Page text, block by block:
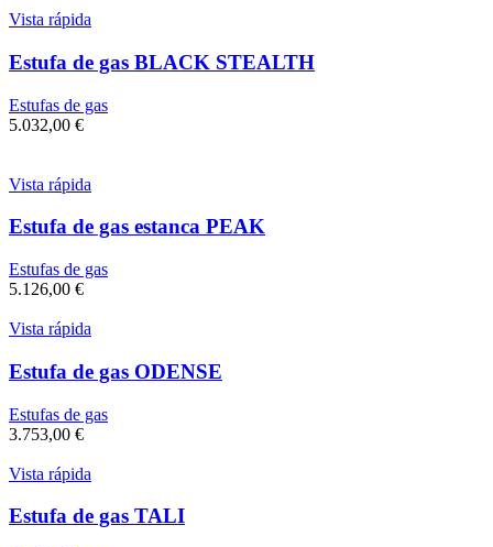
Vista rápida
Estufa de gas BLACK STEALTH
Estufas de gas
5.032,00 €
Vista rápida
Estufa de gas estanca PEAK
Estufas de gas
5.126,00 €
Vista rápida
Estufa de gas ODENSE
Estufas de gas
3.753,00 €
Vista rápida
Estufa de gas TALI